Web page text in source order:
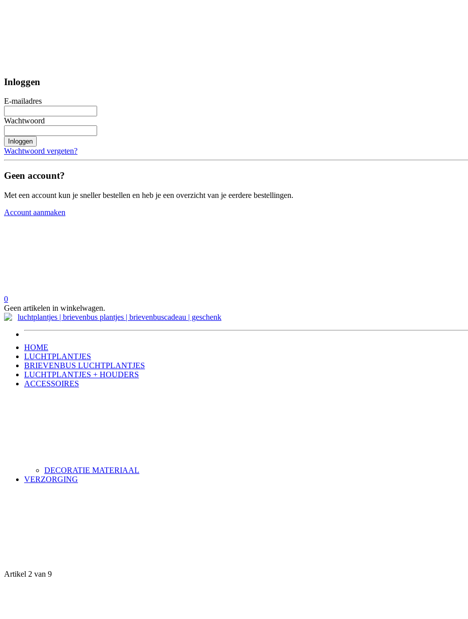
Inloggen
E-mailadres
Wachtwoord
Inloggen
Wachtwoord vergeten?
Geen account?
Met een account kun je sneller bestellen en heb je een overzicht van je eerdere bestellingen.
Account aanmaken
0
Geen artikelen in winkelwagen.
HOME
LUCHTPLANTJES
BRIEVENBUS LUCHTPLANTJES
LUCHTPLANTJES + HOUDERS
ACCESSOIRES
DECORATIE MATERIAAL
VERZORGING
Artikel 2 van 9